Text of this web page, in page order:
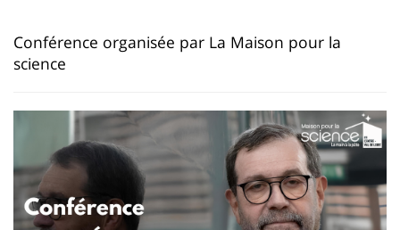
Contenu
de
page
principale
Conférence organisée par La Maison pour la
science